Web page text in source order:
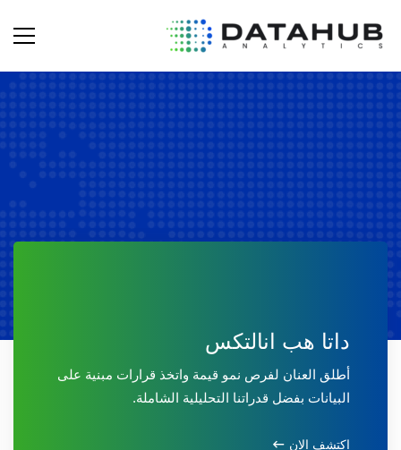
داتا هب انالتكس
أطلق العنان لفرص نمو قيمة واتخذ قرارات مبنية على
البيانات بفضل قدراتنا التحليلية الشاملة.
اكتشف الان